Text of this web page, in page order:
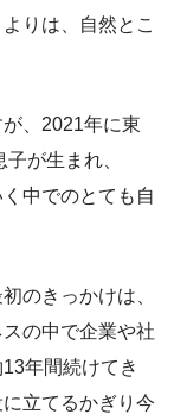
りは、自然とこ
、2021年に東
が生まれ、
中でのとても自
のきっかけは、
の中で企業や社
年間続けてき
立てるかぎり今